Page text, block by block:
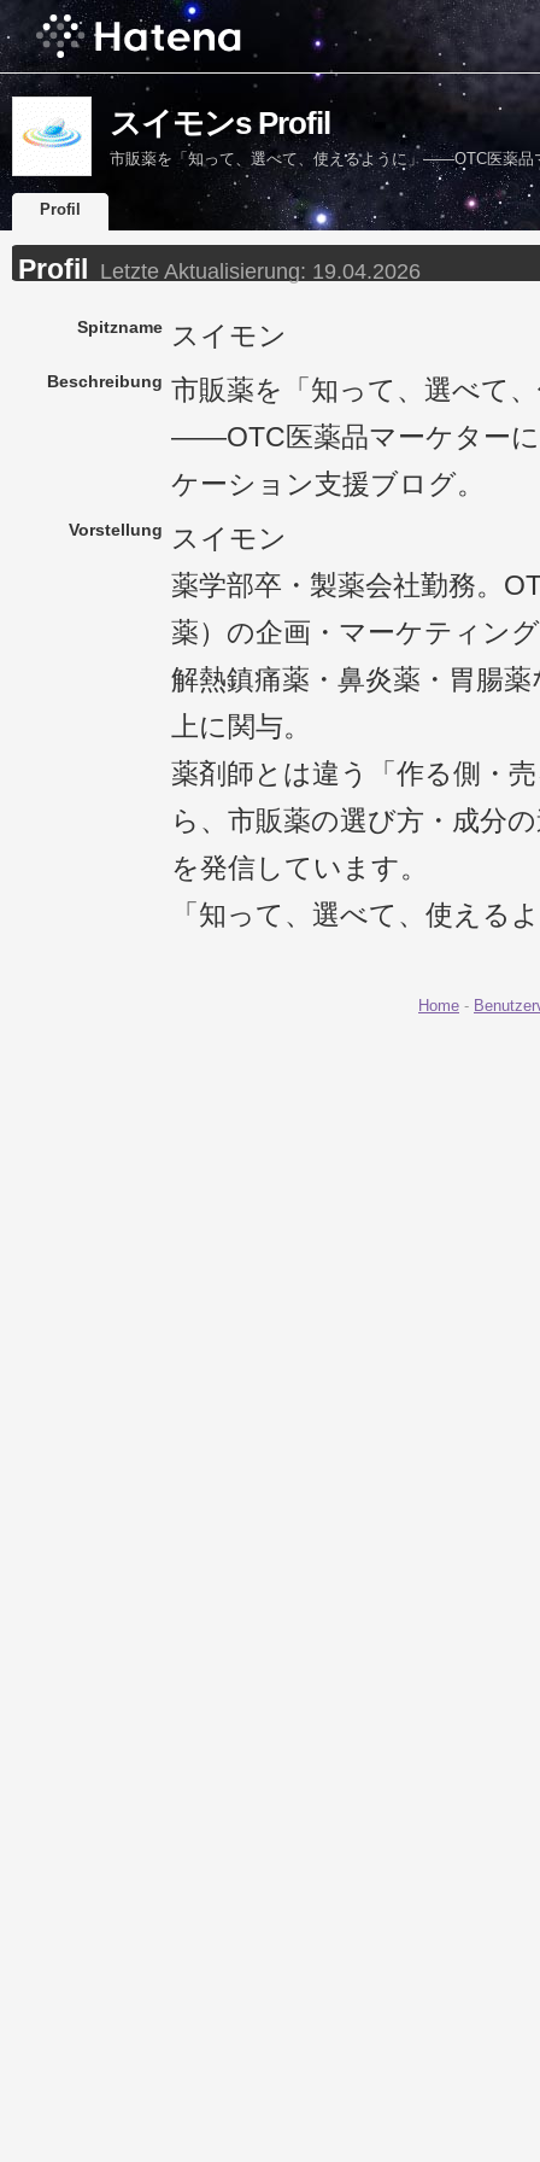
スイモンs Profil
市販薬を「知って、選べて、使えるように」——OTC医薬品
Profil
Profil Letzte Aktualisierung: 19.04.2026
Spitzname スイモン
Beschreibung 市販薬を「知って、選べて
——OTC医薬品マーケター
ケーション支援ブログ。
Vorstellung
スイモン
薬学部卒・製薬会社勤務。
薬）の企画・マーケティン
解熱鎮痛薬・鼻炎薬・胃腸
上に関与。
薬剤師とは違う「作る側・
ら、市販薬の選び方・成分
を発信しています。
「知って、選べて、使える
Home -